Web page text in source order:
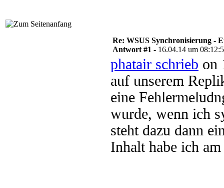
Re: WSUS Synchronisierung -
Antwort #1 - 16.04.14 um
phatair schrieb on
auf unserem
eine
wurde, wenn ich
steht dazu dann
Inhalt habe ich